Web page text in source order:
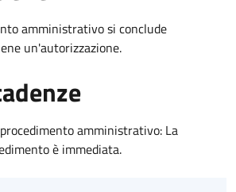
amministrativo si conclude
un'autorizzazione.
amministrativo: La
è immediata.